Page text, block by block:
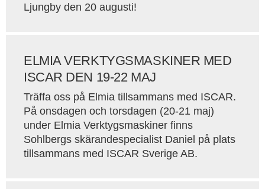
Ljungby den 20 augusti!
ELMIA VERKTYGSMASKINER MED
ISCAR DEN 19-22 MAJ
Träffa oss på Elmia tillsammans med ISCAR.
På onsdagen och torsdagen (20-21 maj)
under Elmia Verktygsmaskiner finns
Sohlbergs skärandespecialist Daniel på plats
tillsammans med ISCAR Sverige AB.